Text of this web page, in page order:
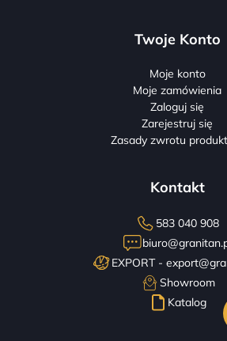
Twoje Konto
Moje konto
Moje zamówienia
Zaloguj się
Zarejestruj się
Zasady zwrotu
Kontakt
583 040 908
EXPORT -
Showroom
Katalog